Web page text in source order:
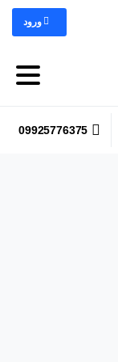
ورود
09925776375